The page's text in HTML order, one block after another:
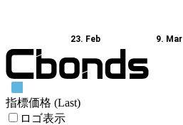
23. Feb 9. Mar
指標価格 (Last)
ロゴ表示